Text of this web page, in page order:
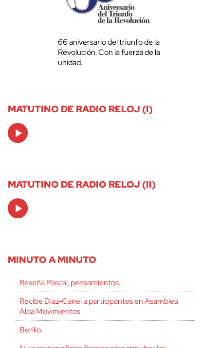
66 aniversario del triunfo de la
Revolución. Con la fuerza de la
unidad.
MATUTINO DE RADIO RELOJ (I)
Audio
Player
MATUTINO DE RADIO RELOJ (II)
Audio
Player
MINUTO A MINUTO
Reseña Pascal, pensamientos.
Recibe Díaz-Canel a participantes en Asamblea
Alba Movimientos
Berilio.